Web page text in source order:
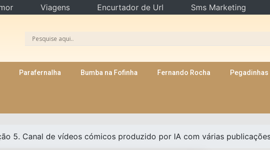
Parafernalha Bumba na Fofinha Fernando Rocha Pegadinhas
5. Canal de vídeos cómicos produzido por IA com várias
Viagens Encurtador de Url Sms Marketing